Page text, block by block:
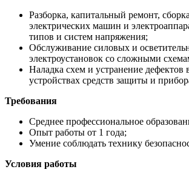
Разборка, капитальный ремонт,
электрических машин и
типов и систем напряжения;
Обслуживание силовых и
электроустановок со сложными
Наладка схем и устранение
устройствах средств защиты и
Требования
Среднее профессиональное
Опыт работы от 1 года;
Умение соблюдать технику
Условия работы